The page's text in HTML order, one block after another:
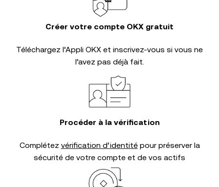
Créer votre compte OKX gratuit
Téléchargez l’Appli OKX et inscrivez-vous si vous ne
l’avez pas déjà fait.
Procéder à la vérification
Complétez vérification d’identitépour préserver la
sécurité de votre compte et de vos actifs